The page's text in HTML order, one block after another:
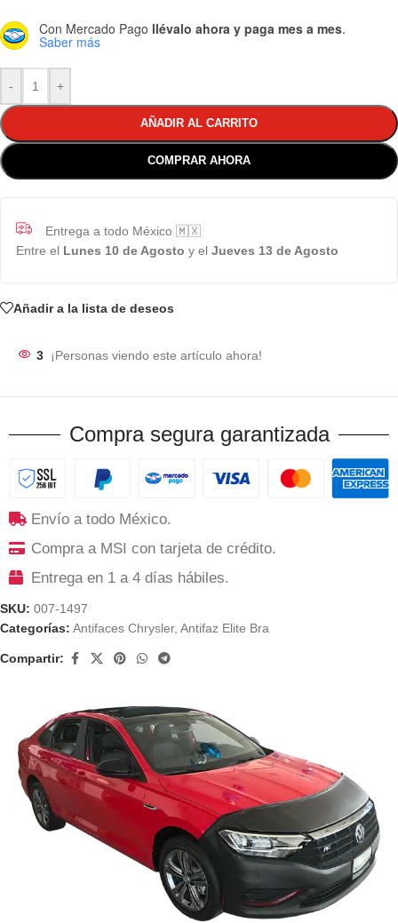
Con Mercado Pago llévalo ahora y paga mes a mes.
Saber más
- +
AÑADIR AL CARRITO
COMPRAR AHORA
Entrega a todo México 🇲🇽
Entre el Lunes 10 de Agosto y el Jueves 13 de Agosto
Añadir a la lista de deseos
3 ¡Personas viendo este artículo ahora!
Compra segura garantizada
Envío a todo México.
Compra a MSI con tarjeta de crédito.
Entrega en 1 a 4 días hábiles.
SKU: 007-1497
Categorías: Antifaces Chrysler, Antifaz Elite Bra
Compartir: